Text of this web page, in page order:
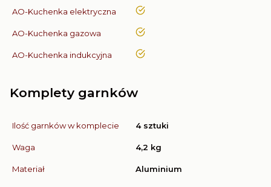
AO-Kuchenka elektryczna tak
AO-Kuchenka gazowa tak
AO-Kuchenka indukcyjna tak
Komplety garnków
Ilość garnków w komplecie 4 sztuki
Waga 4,2 kg
Materiał Aluminium